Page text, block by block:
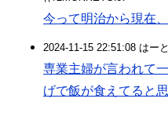
今って明治から現在
2024-11-15 22:51:08 はー
専業主婦が言われて
げで飯が食えてると